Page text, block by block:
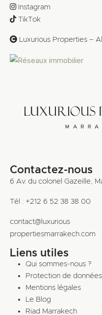
Instagram
TikTok
Luxurious Properties –
Contactez-nous
6 Av. du colonel Gazeille,
Tél : +212 6 52 38 38 00
contact@luxurious
propertiesmarrakech.com
Liens utiles
Qui sommes-nous ?
Protection de données
Mentions légales
Le Blog
Riad Marrakech